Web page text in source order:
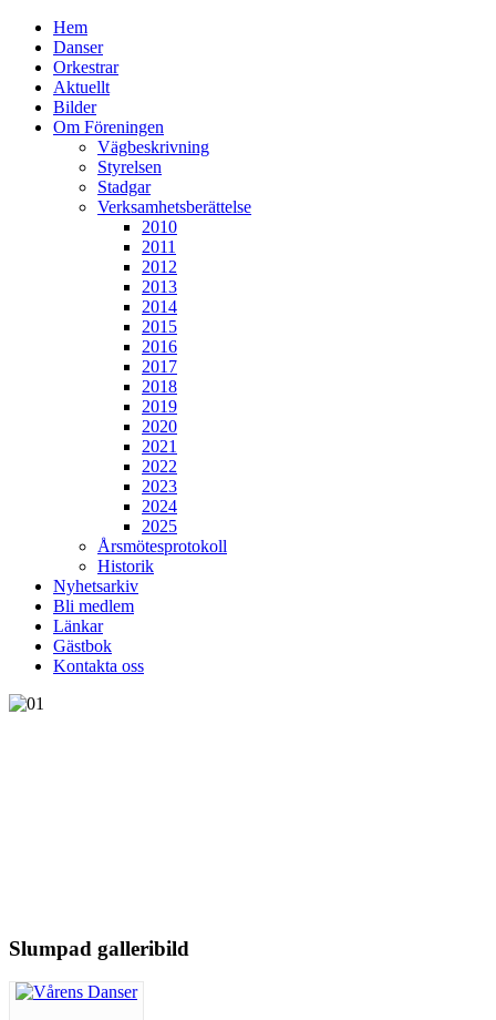
Hem
Danser
Orkestrar
Aktuellt
Bilder
Om Föreningen
Vägbeskrivning
Styrelsen
Stadgar
Verksamhetsberättelse
2010
2011
2012
2013
2014
2015
2016
2017
2018
2019
2020
2021
2022
2023
2024
2025
Årsmötesprotokoll
Historik
Nyhetsarkiv
Bli medlem
Länkar
Gästbok
Kontakta oss
Slumpad galleribild